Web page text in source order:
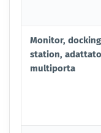
Monitor, docking
station,
multiporta